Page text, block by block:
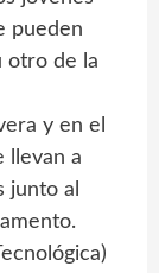
pueden
otro de la
y en el
llevan a
junto al